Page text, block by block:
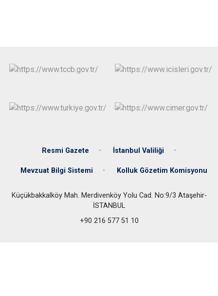
Resmi Gazete İstanbul Valiliği
Mevzuat Bilgi Sistemi Kolluk Gözetim Komisyonu
Küçükbakkalköy Mah. Merdivenköy Yolu Cad. No:9/3 Ataşehir-
İSTANBUL
+90 216 577 51 10